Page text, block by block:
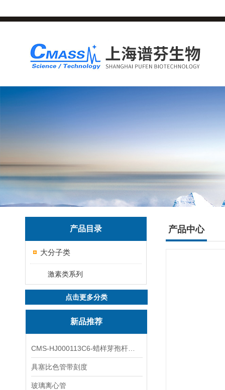
产品目录
大分子类
激素类系列
点击更多分类
新品推荐
具塞比色管带刻度
玻璃离心管
产品中心